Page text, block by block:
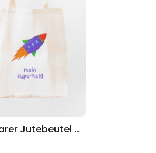
Personalisierbarer Jutebeutel mit deiner Zeichnung